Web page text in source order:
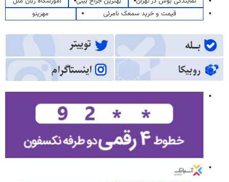
قیمت و خرید سمعک نامرئی
مهرینو